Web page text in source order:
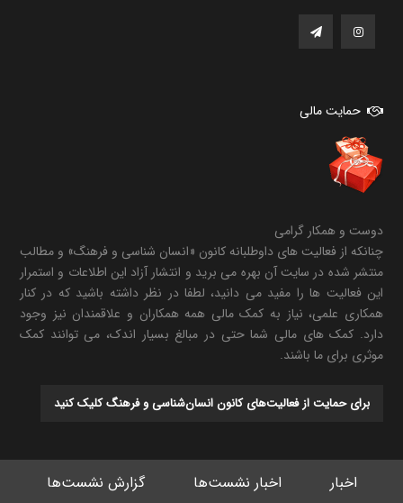
حمایت مالی
دوست و همکار گرامی
چنانکه از فعالیت های داوطلبانه کانون «انسان شناسی و فرهنگ» و مطالب
منتشر شده در سایت آن بهره می برید و انتشار آزاد این اطلاعات و استمرار
این فعالیت ها را مفید می دانید، لطفا در نظر داشته باشید که در کنار
همکاری علمی، نیاز به کمک مالی همه همکاران و علاقمندان نیز وجود
دارد. کمک های مالی شما حتی در مبالغ بسیار اندک، می توانند کمک
موثری برای ما باشند.
برای حمایت از فعالیت‌های کانون انسان‌شناسی و فرهنگ کلیک کنید
اخبار اخبار نشست‌ها گزارش نشست‌ها